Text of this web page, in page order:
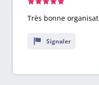
Note
de
sur
10
Très bonne
Signaler